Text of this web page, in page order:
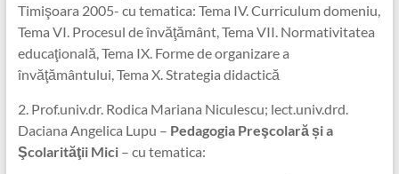
Timişoara 2005- cu tematica: Tema IV. Curriculum domeniu,
Tema VI. Procesul de învăţământ, Tema VII. Normativitatea
educaţională, Tema IX. Forme de organizare a
învăţământului, Tema X. Strategia didactică
2. Prof.univ.dr. Rodica Mariana Niculescu; lect.univ.drd.
Daciana Angelica Lupu – Pedagogia Preşcolară și a
Şcolarităţii Mici– cu tematica: